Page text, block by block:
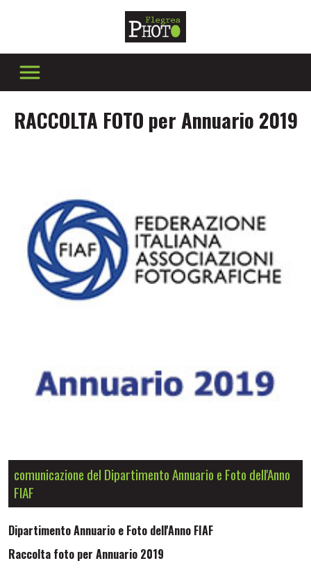
RACCOLTA FOTO per Annuario 2019
comunicazione del Dipartimento Annuario e Foto dell'Anno
FIAF
Dipartimento Annuario e Foto dell'Anno FIAF
Raccolta foto per Annuario 2019